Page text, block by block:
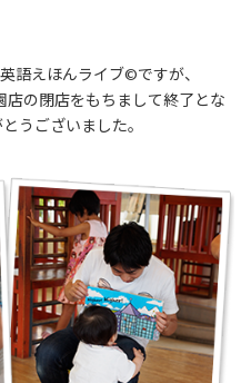
語えほんライブ©ですが、
の閉店をもちまして終了とな
うございました。